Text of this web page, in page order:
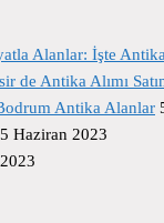
Alanlar: İşte
de Antika Alımı
Antika Alanlar
5 Haziran 2023